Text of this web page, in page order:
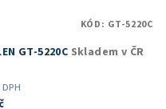
GT-5220C Skladem v ČR
KÓD: GT-5220C